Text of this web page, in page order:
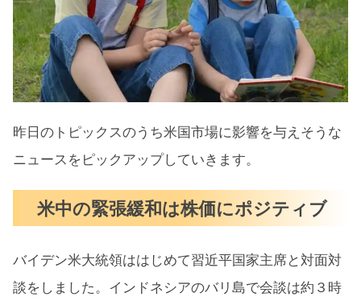
昨日のトピックスのうち米国市場に影響を与えそうな
ニュースをピックアップしていきます。
米中の緊張緩和は株価にポジティブ
バイデン米大統領ははじめて習近平国家主席と対面対
談をしました。インドネシアのバリ島で会談は約３時